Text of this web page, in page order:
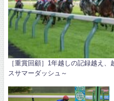
［重賞回顧］1年越しの記録越え
スサマーダッシュ～